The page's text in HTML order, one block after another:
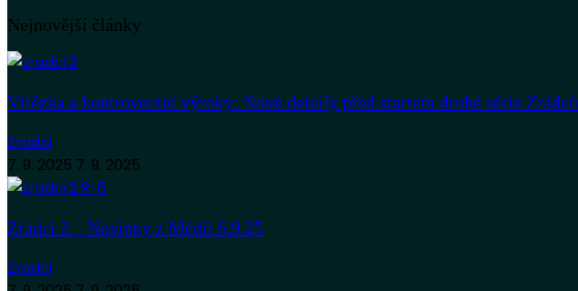
Nejnovější články
Vítězka a kontroverzní výroky: Nové detaily před startem druhé série Zrádců
Zradci
7. 9. 2025 7. 9. 2025
Zrádci 2 – Novinky z Médií 6.9.25
Zradci